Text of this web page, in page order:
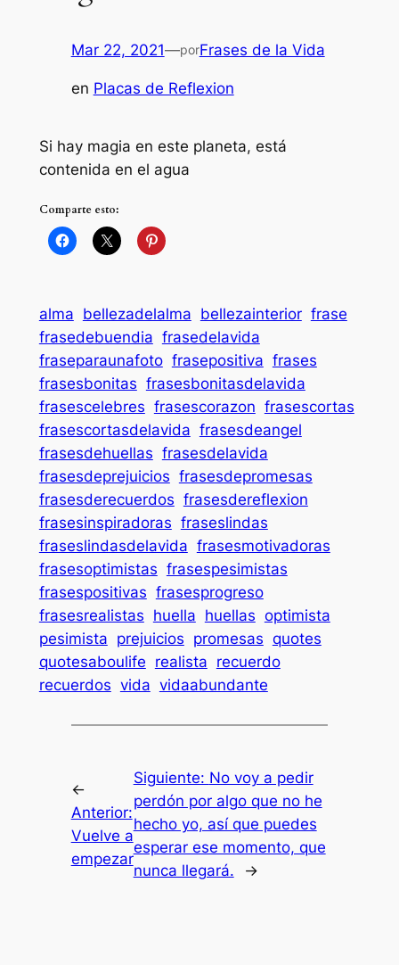
Mar 22, 2021—porFrases de la Vida
en Placas de Reflexion
Si hay magia en este planeta, está
contenida en el agua
Comparte esto:
alma bellezadelalma bellezainterior frase
frasedebuendia frasedelavida
fraseparaunafoto frasepositiva frases
frasesbonitas frasesbonitasdelavida
frasescelebres frasescorazon frasescortas
frasescortasdelavida frasesdeangel
frasesdehuellas frasesdelavida
frasesdeprejuicios frasesdepromesas
frasesderecuerdos frasesdereflexion
frasesinspiradoras fraseslindas
fraseslindasdelavida frasesmotivadoras
frasesoptimistas frasespesimistas
frasespositivas frasesprogreso
frasesrealistas huella huellas optimista
pesimista prejuicios promesas quotes
quotesaboulife realista recuerdo
recuerdos vida vidaabundante
←
Anterior:
Vuelve a
empezar
Siguiente: No voy a pedir
perdón por algo que no he
hecho yo, así que puedes
esperar ese momento, que
nunca llegará.
→